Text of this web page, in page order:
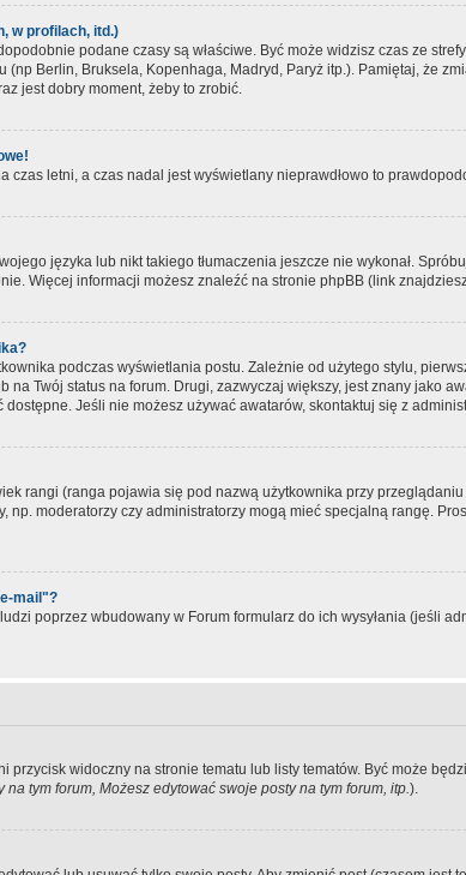
w profilach, itd.)
podane czasy są właściwe. Być może widzisz czas ze
Berlin, Bruksela, Kopenhaga, Madryd, Paryż itp.). Pamiętaj, że
jest dobry moment, żeby to zrobić.
letni, a czas nadal jest wyświetlany nieprawdłowo to
języka lub nikt takiego tłumaczenia jeszcze nie wykonał.
Więcej informacji możesz znaleźć na stronie phpBB (link
podczas wyświetlania postu. Zależnie od użytego stylu,
na Twój status na forum. Drugi, zazwyczaj większy, jest znany
Jeśli nie możesz używać awatarów, skontaktuj się z
rangi (ranga pojawia się pod nazwą użytkownika przy
np. moderatorzy czy administratorzy mogą mieć specjalną rangę.
mail"?
poprzez wbudowany w Forum formularz do ich wysyłania (jeśli
widoczny na stronie tematu lub listy tematów. Być może
na tym forum, Możesz edytować swoje posty na tym forum, itp.).